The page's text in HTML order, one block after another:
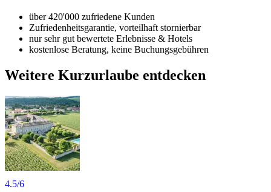
über 420'000 zufriedene Kunden
Zufriedenheitsgarantie, vorteilhaft stornierbar
nur sehr gut bewertete Erlebnisse & Hotels
kostenlose Beratung, keine Buchungsgebühren
Weitere Kurzurlaube entdecken
4.5/6